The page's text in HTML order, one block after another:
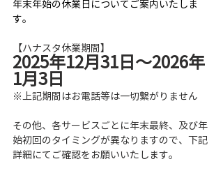
年末年始の休業日についてご案内いたしま
す。
【ハナスタ休業期間】
2025年12月31日～2026年
1月3日
※上記期間はお電話等は一切繋がりません
その他、各サービスごとに年末最終、及び年
始初回のタイミングが異なりますので、下記
詳細にてご確認をお願いいたします。